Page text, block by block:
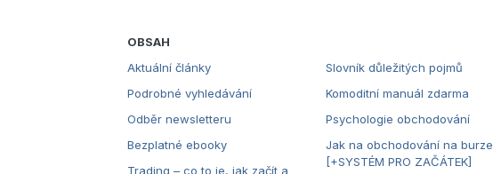
OBSAH
Aktuální články
Podrobné vyhledávání
Odběr newsletteru
Bezplatné ebooky
Trading – co to je, jak začít a
Slovník důležitých pojmů
Komoditní manuál zdarma
Psychologie obchodování
Jak na obchodování na burze
[+SYSTÉM PRO ZAČÁTEK]